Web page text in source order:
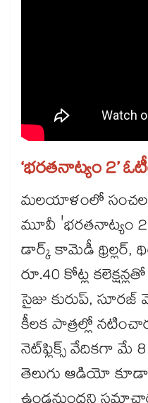
‘భరతనాట్యం 2’
మలయాళంలో
మూవీ 'భరతనాట్యం
డార్క్ కామెడీ థ్రిల్లర్,
రూ.40 కోట్ల
సైజు కురుప్,
కీలక పాత్రల్లో
నెట్‌ఫ్లిక్స్ వేదికగా మే 8
తెలుగు ఆడియో